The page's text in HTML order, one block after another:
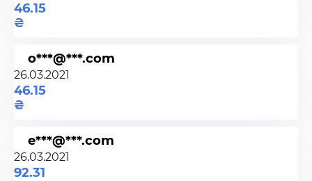
46.15
o***@***.com
26.03.2021
46.15
e***@***.com
26.03.2021
92.31